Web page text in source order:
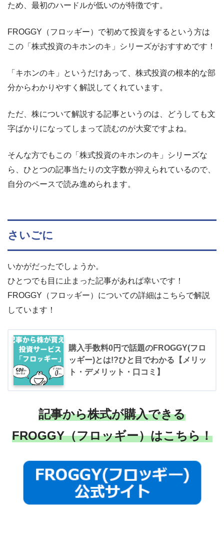
ため、最初のハードルが低いのが特徴です。
FROGGY（フロッギー）で初めて投資をするという方は
この「株式投資のキホンのキ」シリーズがおすすめです！
「キホンのキ」というだけあって、株式投資の根本的な部
分からわかりやすく解説してくれています。
ただ、株について解説する記事というのは、どうしても文
字ばかりになってしまって読むのが大変ですよね。
そんな方でもこの「株式投資のキホンのキ」シリーズな
ら、ひとつの記事当たりの文字数が抑えられているので、
自分のペースで読み進められます。
さいごに
いかがだったでしょうか。
ひとつでも目に止まった記事があれば幸いです！
FROGGY（フロッギー）についての詳細はこちらで解説
しています！
購入手数料0円で話題のFROGGY(フロ
ッギー)とは!?ひと目でわかる【メリッ
ト・デメリット・口コミ】
記事から株式が購入できる
FROGGY（フロッギー）はこちら！